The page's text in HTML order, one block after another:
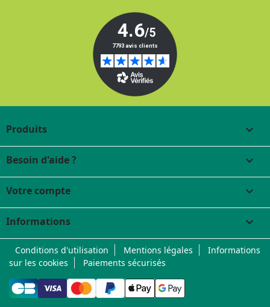
Produits 
Besoin d'aide ? 
Votre compte 
Informations keyboard_arrow_down
Conditions d'utilisation Mentions légales
Informations
sur les cookies
Paiements sécurisés